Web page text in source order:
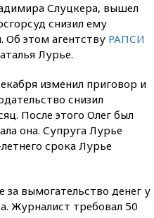
Слуцкера, вышел
снизил ему
Об этом агентству РАПСИ
Лурье.
изменил приговор и
снизил
После этого Олег был
она. Супруга Лурье
срока Лурье
за вымогательство денег у
Журналист требовал 50